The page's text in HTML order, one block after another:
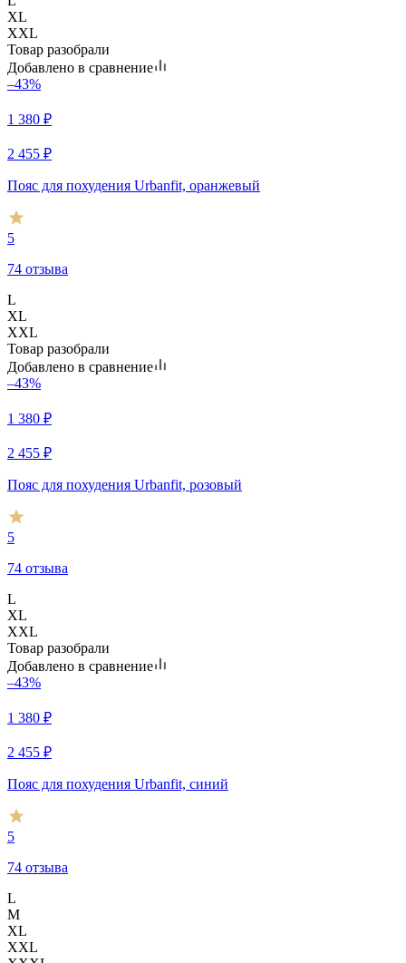
XL
XXL
Товар разобрали
Добавлено в сравнение
–43%
1 380 ₽
2 455 ₽
Пояс для похудения Urbanfit, оранжевый
5
74 отзыва
L
XL
XXL
Товар разобрали
Добавлено в сравнение
–43%
1 380 ₽
2 455 ₽
Пояс для похудения Urbanfit, розовый
5
74 отзыва
L
XL
XXL
Товар разобрали
Добавлено в сравнение
–43%
1 380 ₽
2 455 ₽
Пояс для похудения Urbanfit, синий
5
74 отзыва
L
M
XL
XXL